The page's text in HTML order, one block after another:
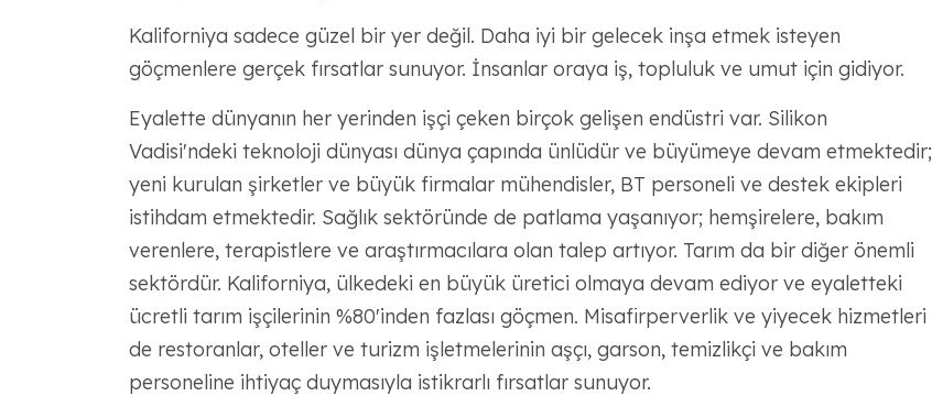
Kaliforniya sadece güzel bir yer değil. Daha iyi bir gelecek inşa etmek isteyen
göçmenlere gerçek fırsatlar sunuyor. İnsanlar oraya iş, topluluk ve umut için gidiyor.
Eyalette dünyanın her yerinden işçi çeken birçok gelişen endüstri var. Silikon
Vadisi'ndeki teknoloji dünyası dünya çapında ünlüdür ve büyümeye devam etmektedir;
yeni kurulan şirketler ve büyük firmalar mühendisler, BT personeli ve destek ekipleri
istihdam etmektedir. Sağlık sektöründe de patlama yaşanıyor; hemşirelere, bakım
verenlere, terapistlere ve araştırmacılara olan talep artıyor. Tarım da bir diğer önemli
sektördür. Kaliforniya, ülkedeki en büyük üretici olmaya devam ediyor ve eyaletteki
ücretli tarım işçilerinin %80'inden fazlası göçmen. Misafirperverlik ve yiyecek hizmetleri
de restoranlar, oteller ve turizm işletmelerinin aşçı, garson, temizlikçi ve bakım
personeline ihtiyaç duymasıyla istikrarlı fırsatlar sunuyor.